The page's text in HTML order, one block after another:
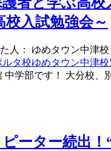
校入試勉強会～
人： ゆめタウン中津校
ルタ校ゆめタウン中津校
中学部です！ 大分校、
ピーター続出！